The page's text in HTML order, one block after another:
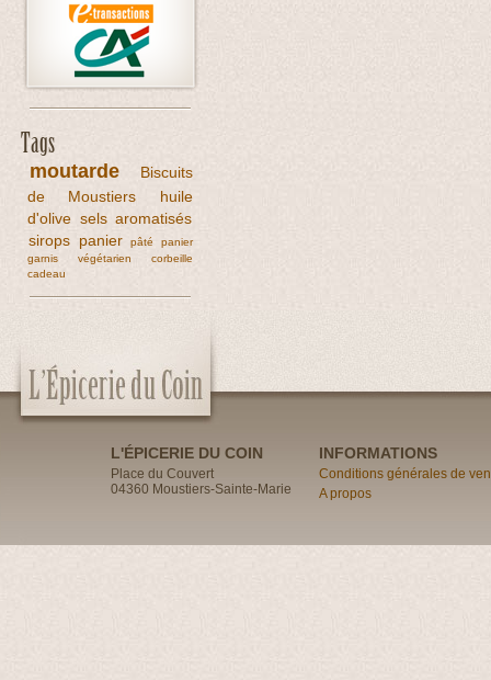
Tags
moutarde
Biscuits
de Moustiers
huile
d'olive sels aromatisés
sirops panier pâté
panier
garnis
végétarien
corbeille
cadeau
L'ÉPICERIE DU COIN
Place du Couvert
04360 Moustiers-Sainte-Marie
INFORMATIONS
Conditions générales de
A propos